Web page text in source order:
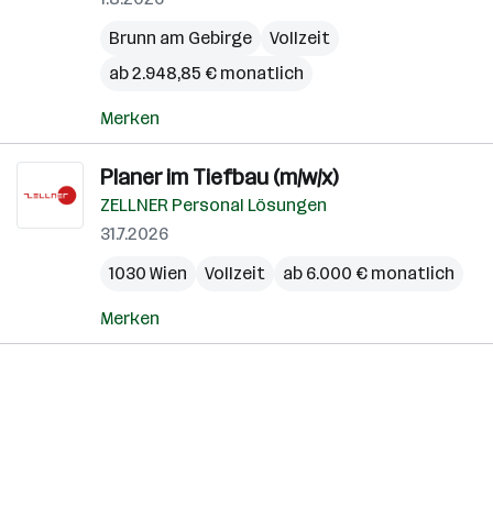
Brunn am Gebirge
Vollzeit
ab 2.948,85 € monatlich
Merken
Planer im Tiefbau (m/w/x)
ZELLNER Personal Lösungen
31.7.2026
1030 Wien
Vollzeit ab 6.000 € monatlich
Merken